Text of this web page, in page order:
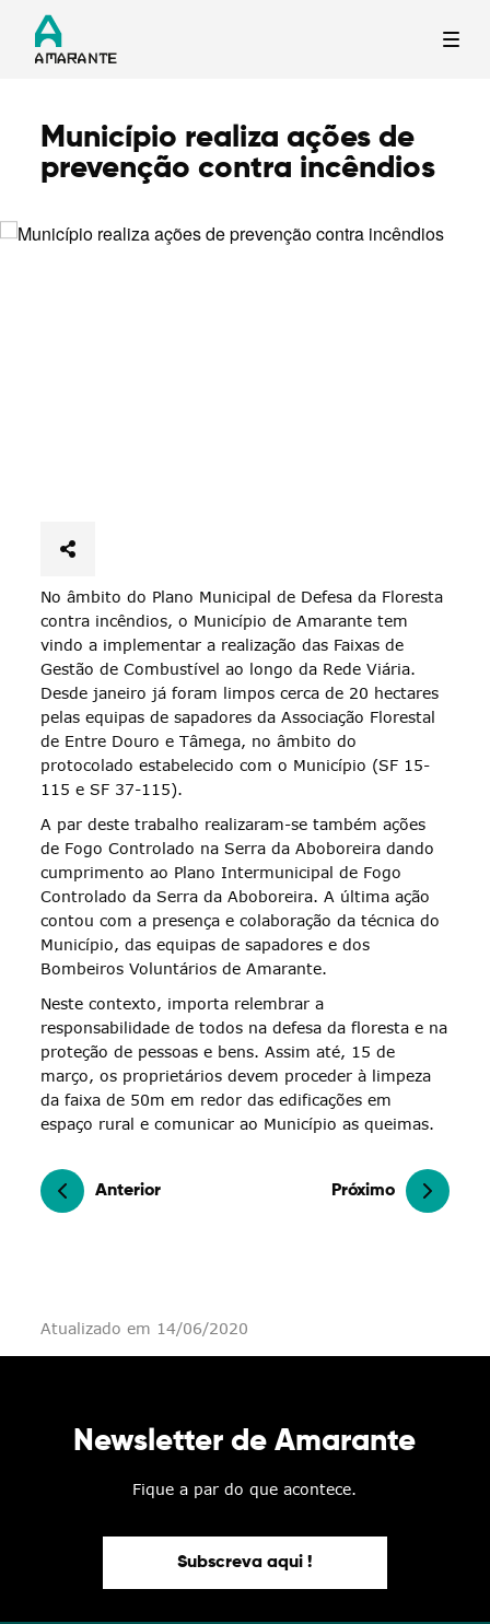
Termo de Pesquisa
Município realiza ações de
prevenção contra incêndios
No âmbito do Plano Municipal de Defesa da Floresta
contra incêndios, o Município de Amarante tem
vindo a implementar a realização das Faixas de
Gestão de Combustível ao longo da Rede Viária.
Desde janeiro já foram limpos cerca de 20 hectares
pelas equipas de sapadores da Associação Florestal
de Entre Douro e Tâmega, no âmbito do
protocolado estabelecido com o Município (SF 15-
115 e SF 37-115).
A par deste trabalho realizaram-se também ações
de Fogo Controlado na Serra da Aboboreira dando
cumprimento ao Plano Intermunicipal de Fogo
Controlado da Serra da Aboboreira. A última ação
contou com a presença e colaboração da técnica do
Município, das equipas de sapadores e dos
Bombeiros Voluntários de Amarante.
Neste contexto, importa relembrar a
responsabilidade de todos na defesa da floresta e na
proteção de pessoas e bens. Assim até, 15 de
março, os proprietários devem proceder à limpeza
da faixa de 50m em redor das edificações em
espaço rural e comunicar ao Município as queimas.
Anterior Próximo
Atualizado em 14/06/2020
Newsletter de Amarante
Fique a par do que acontece.
Subscreva aqui !